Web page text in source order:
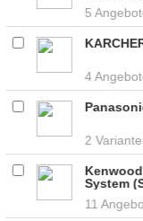
5
4
2
System
11